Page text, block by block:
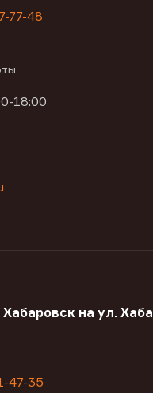
77-48
18:00
на ул.
47-35